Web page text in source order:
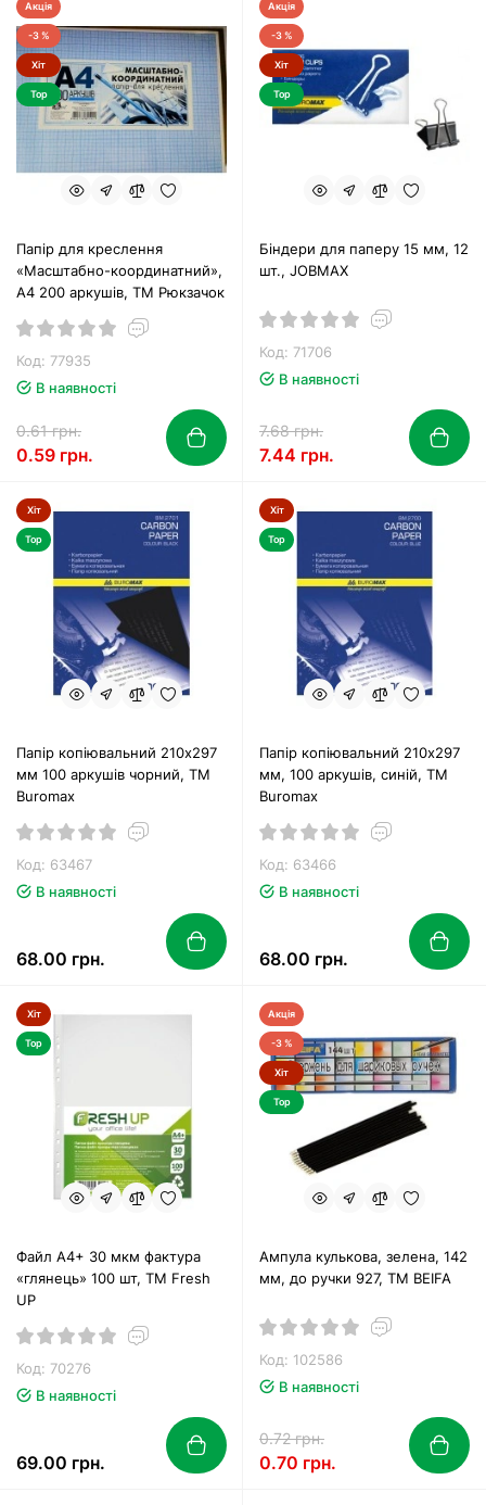
Акція
-3 %
Хіт
Top
Папір для креслення
«Масштабно-координатний»,
А4 200 аркушів, ТМ Рюкзачок
Код: 77935
В наявності
0.61 грн.
0.59 грн.
Акція
-3 %
Хіт
Top
Біндери для паперу 15 мм, 12
шт., JOBMAX
Код: 71706
В наявності
7.68 грн.
7.44 грн.
Хіт
Top
Папір копіювальний 210х297
мм 100 аркушів чорний, TM
Buromax
Код: 63467
В наявності
68.00 грн.
Хіт
Top
Папір копіювальний 210х297
мм, 100 аркушів, синій, TM
Buromax
Код: 63466
В наявності
68.00 грн.
Хіт
Top
Файл А4+ 30 мкм фактура
«глянець» 100 шт, ТМ Fresh
UP
Код: 70276
В наявності
69.00 грн.
Акція
-3 %
Хіт
Top
Ампула кулькова, зелена, 142
мм, до ручки 927, ТМ BEIFA
Код: 102586
В наявності
0.72 грн.
0.70 грн.